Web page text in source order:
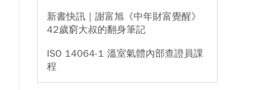
新書快訊｜謝富旭《中年財富覺醒》
42歲窮大叔的翻身筆記
ISO 14064-1 溫室氣體內部查證員課
程